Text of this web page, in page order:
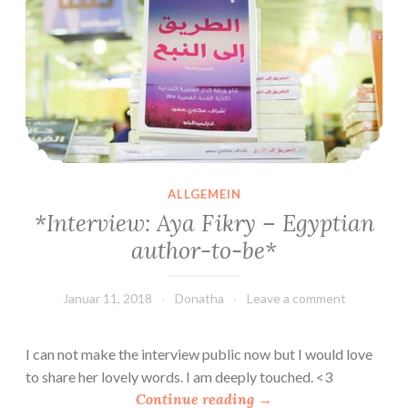
ALLGEMEIN
*Interview: Aya Fikry – Egyptian
author-to-be*
Januar 11, 2018 Donatha Leave a comment
I can not make the interview public now but I would love
to share her lovely words. I am deeply touched. <3
Continue reading “→